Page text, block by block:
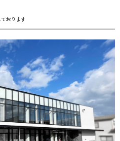
おります